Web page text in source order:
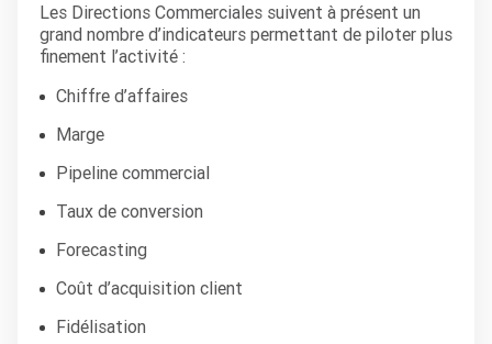
Les Directions Commerciales suivent à présent un
grand nombre d’indicateurs permettant de piloter plus
finement l’activité :
Chiffre d’affaires
Marge
Pipeline commercial
Taux de conversion
Forecasting
Coût d’acquisition client
Fidélisation